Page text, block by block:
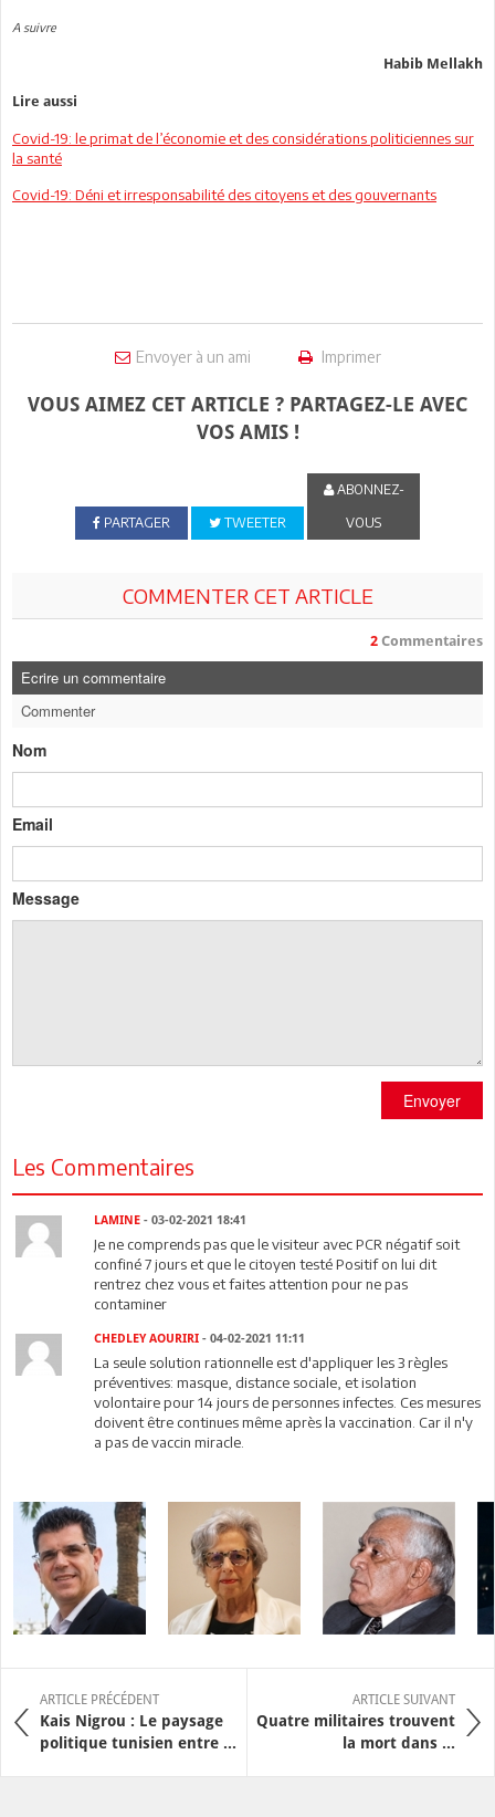
A suivre
Habib Mellakh
Lire aussi
Covid-19: le primat de l’économie et des considérations politiciennes sur
la santé
Covid-19: Déni et irresponsabilité des citoyens et des gouvernants
Envoyer à un ami Imprimer
VOUS AIMEZ CET ARTICLE ? PARTAGEZ-LE AVEC
VOS AMIS !
PARTAGER TWEETER
ABONNEZ-
VOUS
COMMENTER CET ARTICLE
2 Commentaires
Ecrire un commentaire
Commenter
Nom
Email
Message
Envoyer
Les Commentaires
LAMINE - 03-02-2021 18:41
Je ne comprends pas que le visiteur avec PCR négatif soit
confiné 7 jours et que le citoyen testé Positif on lui dit
rentrez chez vous et faites attention pour ne pas
contaminer
CHEDLEY AOURIRI - 04-02-2021 11:11
La seule solution rationnelle est d'appliquer les 3 règles
préventives: masque, distance sociale, et isolation
volontaire pour 14 jours de personnes infectes. Ces mesures
doivent être continues même après la vaccination. Car il n'y
a pas de vaccin miracle.
ARTICLE PRÉCÉDENT
Kais Nigrou : Le paysage
politique tunisien entre ...
ARTICLE SUIVANT
Quatre militaires trouvent
la mort dans ...